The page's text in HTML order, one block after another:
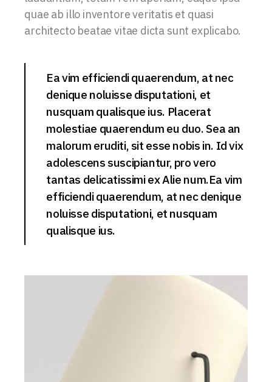
quae ab illo inventore veritatis et quasi
architecto beatae vitae dicta sunt explicabo.
Ea vim efficiendi quaerendum, at nec
denique noluisse disputationi, et
nusquam qualisque ius. Placerat
molestiae quaerendum eu duo. Sea an
malorum eruditi, sit esse nobis in. Id vix
adolescens suscipiantur, pro vero
tantas delicatissimi ex Alie num.Ea vim
efficiendi quaerendum, at nec denique
noluisse disputationi, et nusquam
qualisque ius.